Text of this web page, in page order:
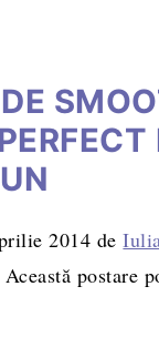
2014 de
postare